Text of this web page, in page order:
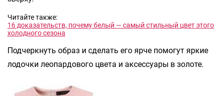
Читайте также:
16 доказательств, почему белый — самый стильный цвет этого
холодного сезона
Подчеркнуть образ и сделать его ярче помогут яркие
лодочки леопардового цвета и аксессуары в золоте.